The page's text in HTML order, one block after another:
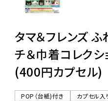
06-
タマ＆フレンズ
チ＆巾着コレク
(400円カプセル)
POP（台紙)付き
カプセル入